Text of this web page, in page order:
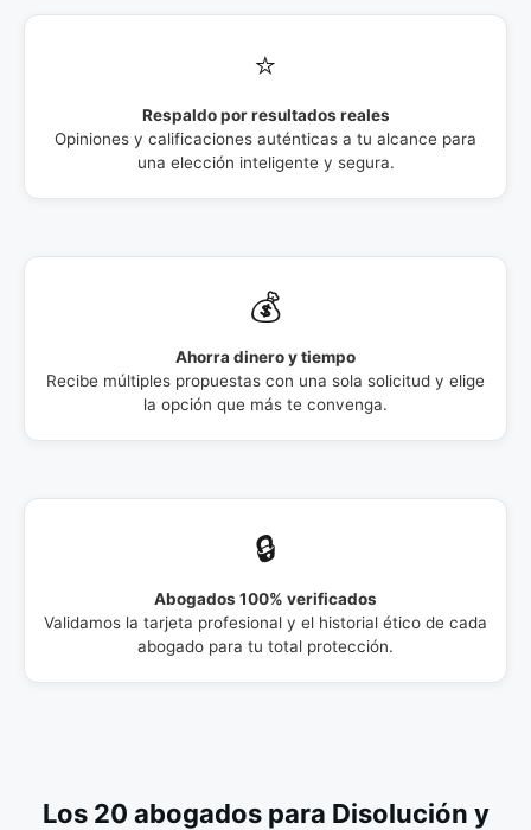
⭐
Respaldo por resultados reales
Opiniones y calificaciones auténticas a tu alcance para
una elección inteligente y segura.
💰
Ahorra dinero y tiempo
Recibe múltiples propuestas con una sola solicitud y elige
la opción que más te convenga.
🔒
Abogados 100% verificados
Validamos la tarjeta profesional y el historial ético de cada
abogado para tu total protección.
Los 20 abogados para Disolución y